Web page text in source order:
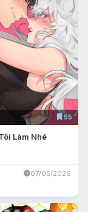
55
Làm Nhé
07/05/2026